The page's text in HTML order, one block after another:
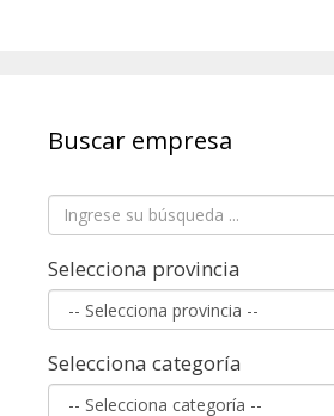
Buscar empresa
Selecciona provincia
Selecciona categoría